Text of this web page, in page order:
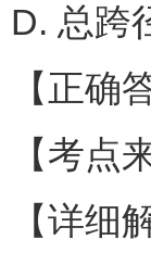
D. 总跨
【正确
【考
【详细